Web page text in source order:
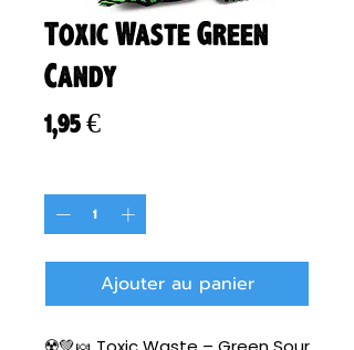
Toxic Waste Green
Candy
1,95 €Prix
Ajouter au panier